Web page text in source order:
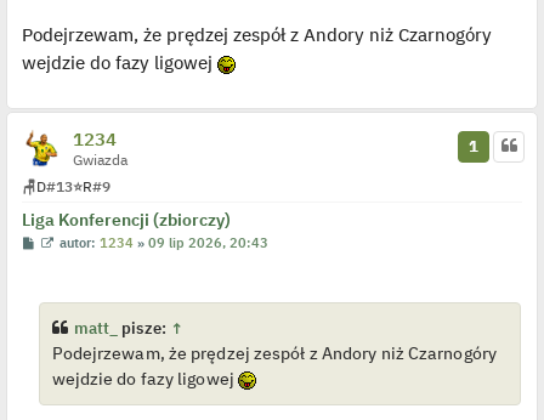
t
w
e
p
e
y
c
z
y
s
Podejrzewam, że prędzej zespół z Andory niż Czarnogóry
wejdzie do fazy ligowej
1234
Gwiazda
🪑D#13⭐R#9
Liga Konferencji (zbiorczy)
1
P
W
i
e
t
l
o
autor:1234 »09 lip 2026, 20:43
matt_ pisze: ↑
Podejrzewam, że prędzej zespół z Andory niż Czarnogóry
wejdzie do fazy ligowej